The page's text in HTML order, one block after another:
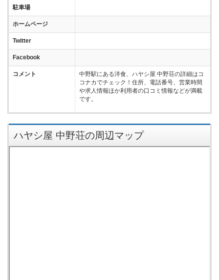
駐車場
ホームページ
Twitter
Facebook
コメント
中野駅にある洋食、ハヤシ屋 中野荘の詳細はコ
コナカでチェック！住所、電話番号、営業時間
や求人情報ほか利用者の口コミ情報などが満載
です。
ハヤシ屋 中野荘の周辺マップ